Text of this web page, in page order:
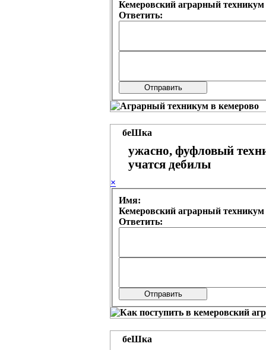
Ответить:
беШка
ужасно, фуфловый
учатся дебилы
×
Имя:
Ответить:
беШка